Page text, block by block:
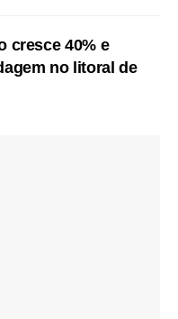
cresce 40% e
no litoral de